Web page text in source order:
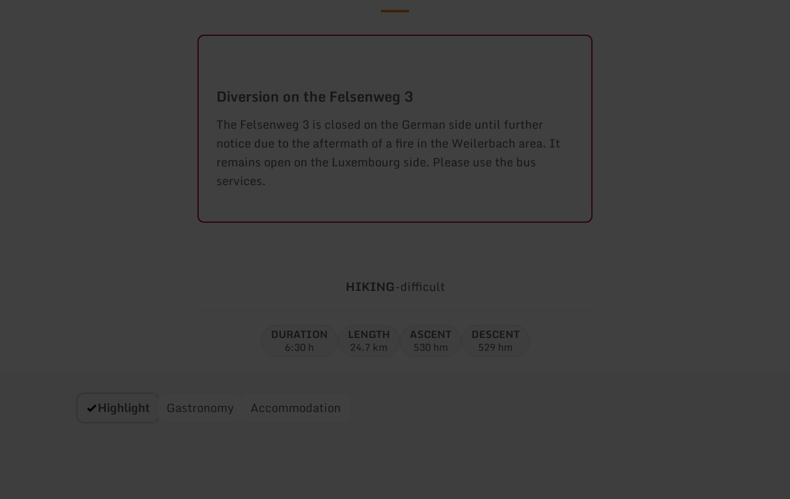
Diversion on the Felsenweg 3
The Felsenweg 3 is closed on the German side until further
notice due to the aftermath of a fire in the Weilerbach area. It
remains open on the Luxembourg side. Please use the bus
services.
Type
HIKING-Difficulty:
difficult
DURATION
6:30 h
LENGTH
24.7 km
ASCENT
530 hm
DESCENT
529 hm
Highlight Gastronomy Accommodation